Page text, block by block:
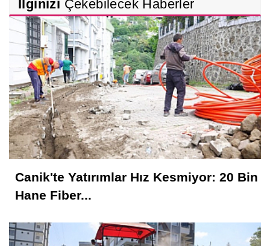
İlginizi Çekebilecek Haberler
Canik'te Yatırımlar Hız Kesmiyor: 20 Bin
Hane Fiber...